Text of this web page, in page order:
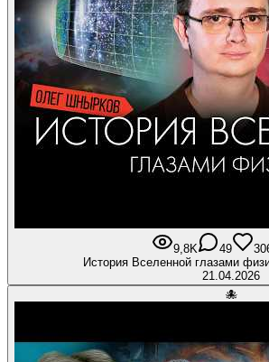
9,8K 49
История Вселенной глазами
21.04.2026
🐙